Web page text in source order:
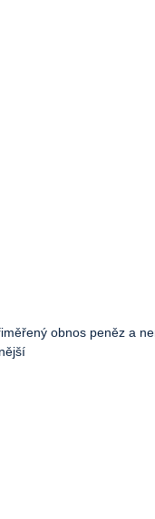
obnos peněz a